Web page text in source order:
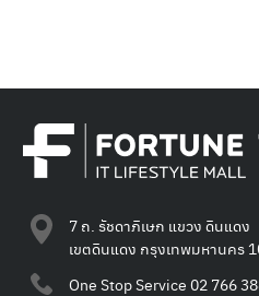
7 ถ. รัชดาภิเษก แขวง ดินแดง
เขตดินแดง กรุงเทพมหานคร
One Stop Service 02 766